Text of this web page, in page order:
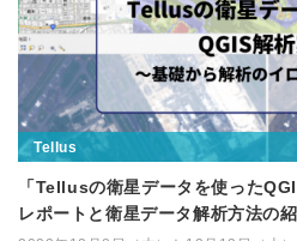
Tellus
「Tellusの衛星データを使った
レポートと衛星データ解析方法の